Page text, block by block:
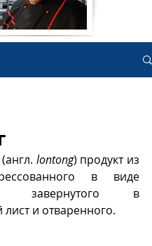
lontong) продукт из
в виде
завернутого в
и отваренного.